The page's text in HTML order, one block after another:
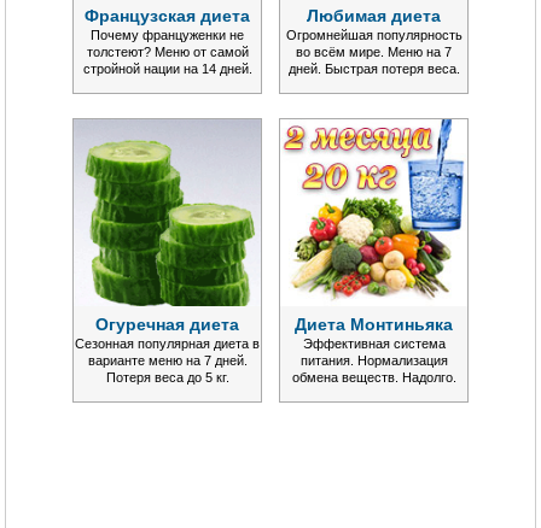
Французская диета
Почему француженки не
толстеют? Меню от самой
стройной нации на 14 дней.
Любимая диета
Огромнейшая популярность
во всём мире. Меню на 7
дней. Быстрая потеря веса.
Огуречная диета
Сезонная популярная диета в
варианте меню на 7 дней.
Потеря веса до 5 кг.
Диета Монтиньяка
Эффективная система
питания. Нормализация
обмена веществ. Надолго.